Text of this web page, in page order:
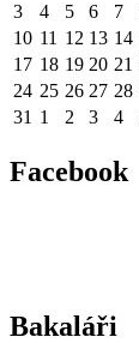
3
4 5 6 7
10 11 12 13 14
17 18 19 20 21
24 25 26 27 28
31 1 2 3 4
Facebook
Bakaláři